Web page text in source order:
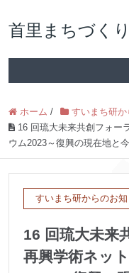
首里まちづく
ホーム / すいまち研
16 回琉大未来共創フォー
ウム2023～復興の現在地と
すいまち研からのお
16 回琉大未来
再興学術ネッ